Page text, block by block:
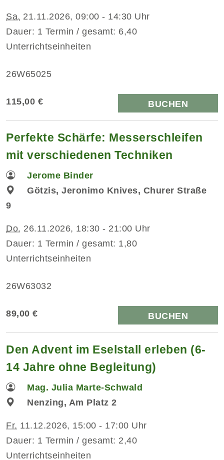
Sa. 21.11.2026, 09:00 - 14:30 Uhr
Dauer: 1 Termin / gesamt: 6,40
Unterrichtseinheiten
26W65025
115,00 € BUCHEN
Perfekte Schärfe: Messerschleifen
mit verschiedenen Techniken
Jerome Binder
Götzis, Jeronimo Knives, Churer Straße
9
Do. 26.11.2026, 18:30 - 21:00 Uhr
Dauer: 1 Termin / gesamt: 1,80
Unterrichtseinheiten
26W63032
89,00 € BUCHEN
Den Advent im Eselstall erleben (6-
14 Jahre ohne Begleitung)
Mag. Julia Marte-Schwald
Nenzing, Am Platz 2
Fr. 11.12.2026, 15:00 - 17:00 Uhr
Dauer: 1 Termin / gesamt: 2,40
Unterrichtseinheiten